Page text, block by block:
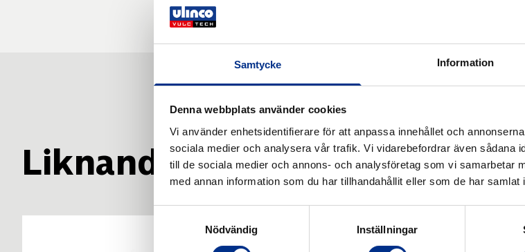
Samtycke Information
Denna webbplats använder cookies
Vi använder enhetsidentifierare för att anpassa innehållet och
sociala medier och analysera vår trafik. Vi vidarebefordrar även sådana
till de sociala medier och annons- och analysföretag som vi samarbetar
med annan information som du har tillhandahållit eller som de har
Samtyckesval
Nödvändig
Inställningar
Liknande produkter